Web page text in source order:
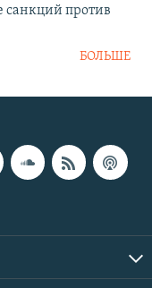
против
БОЛЬШЕ